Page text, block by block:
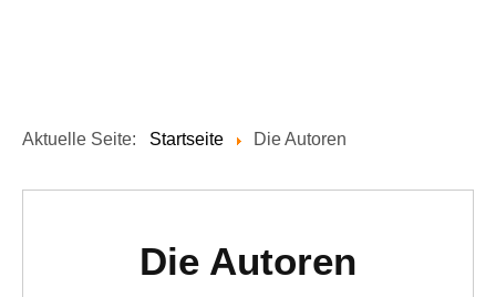
Aktuelle Seite: Startseite Die Autoren
Die Autoren